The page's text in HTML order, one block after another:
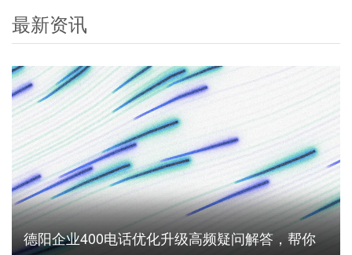
最新资讯
德阳企业400电话优化升级高频疑问解答，帮你